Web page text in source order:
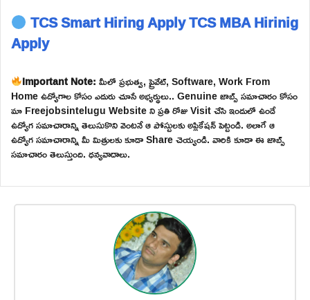
TCS Smart Hiring ApplyTCS MBA Hirinig
Apply
Important Note:మీలో ప్రభుత్వ, ప్రైవేట్, Software, Work From
Home ఉద్యోగాల కోసం ఎదురు చూసే అభ్యర్థులు.. Genuine జాబ్స్ సమాచారం కోసం
మా Freejobsintelugu Website ని ప్రతి రోజు Visit చేసి ఇందులో ఉండే
ఉద్యోగ సమాచారాన్ని తెలుసుకొని వెంటనే ఆ పోస్టులకు అప్లికేషన్ పెట్టండి. అలాగే ఆ
ఉద్యోగ సమాచారాన్ని మీ మిత్రులకు కూడా Share చెయ్యండి. వారికి కూడా ఈ జాబ్స్
సమాచారం తెలుస్తుంది. ధన్యవాదాలు.